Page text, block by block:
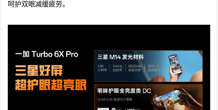
呵护双眼减缓疲劳。